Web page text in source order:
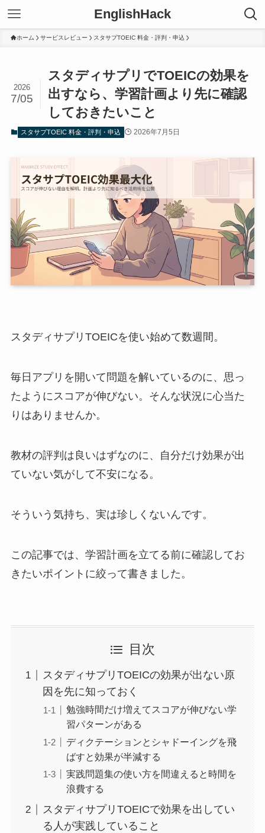
EnglishHack
ホーム サービスレビュー スタサプTOEIC 料金・評判・申込
スタディサプリでTOEICの効果を
出すなら、学習計画より先に確認
しておきたいこと
2026
7/05
スタサプTOEIC 料金・評判・申込 2026年7月5日
スタディサプリTOEICを使い始めて数週間。
毎日アプリを開いて問題を解いているのに、思っ
たようにスコアが伸びない。そんな状況に心当た
りはありませんか。
教材の評判は良いはずなのに、自分だけ効果が出
ていない気がして不安になる。
そういう気持ち、実は珍しくないんです。
この記事では、学習計画を立てる前に確認してお
きたいポイントに絞って書きました。
目次
スタディサプリTOEICの効果が出ない原
因を先に知っておく
勉強時間だけ増えてスコアが伸びない学
習パターンがある
ディクテーションとシャドーイングを飛
ばすと効果が半減する
実践問題集の使い方を間違えると時間を
浪費する
スタディサプリTOEICで効果を出してい
る人が実践していること